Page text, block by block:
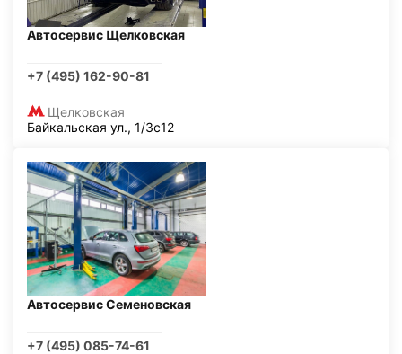
Автосервис Щелковская
+7 (495) 162-90-81
Щелковская
Байкальская ул., 1/3с12
Автосервис Семеновская
+7 (495) 085-74-61